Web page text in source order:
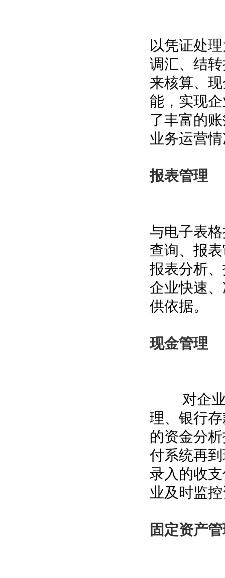
以凭证处
调汇、结
来核算、
能，实现
了丰富的
业务运营
报表管理
与电子表
查询、报
报表分析
企业快速
供依据。
现金管理
对企业的
理、银行
的资金分
付系统再
录入的收
业及时监
固定资产